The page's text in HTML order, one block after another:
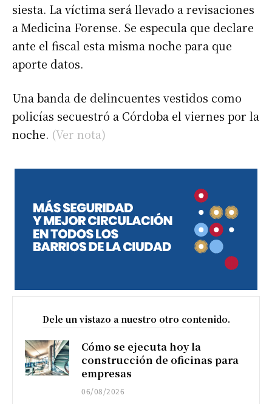
siesta. La víctima será llevado a revisaciones
a Medicina Forense. Se especula que declare
ante el fiscal esta misma noche para que
aporte datos.
Una banda de delincuentes vestidos como
policías secuestró a Córdoba el viernes por la
noche. (Ver nota)
Dele un vistazo a nuestro otro contenido.
Cómo se ejecuta hoy la
construcción de oficinas para
empresas
06/08/2026